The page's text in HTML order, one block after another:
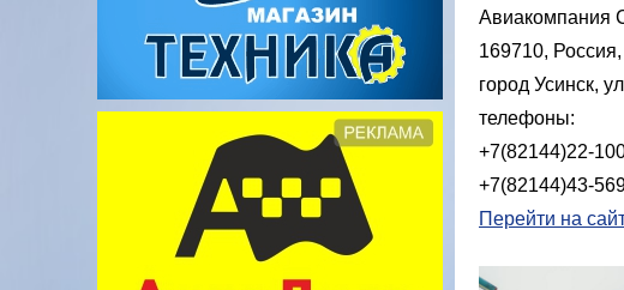
Авиакомпания
169710,
город Усинск,
телефоны:
+7(82144)22-
+7(82144)43-
Перейти на